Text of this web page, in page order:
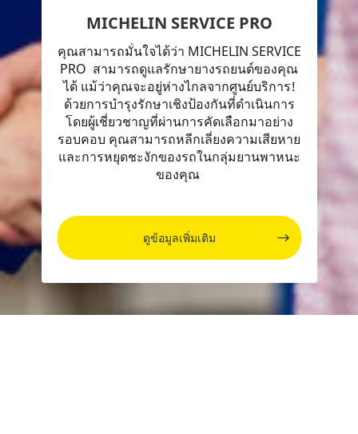
MICHELIN SERVICE PRO
คุณสามารถมั่นใจได้ว่า MICHELIN SERVICE
PRO สามารถดูแลรักษายางรถยนต์ของคุณ
ได้ แม้ว่าคุณจะอยู่ห่างไกลจากศูนย์บริการ!
ด้วยการบำรุงรักษาเชิงป้องกันที่ดำเนินการ
โดยผู้เชี่ยวชาญที่ผ่านการคัดเลือกมาอย่าง
รอบคอบ คุณสามารถหลีกเลี่ยงความเสียหาย
และการหยุดชะงักของรถในกลุ่มยานพาหนะ
ของคุณ
ดูข้อมูลเพิ่มเติม